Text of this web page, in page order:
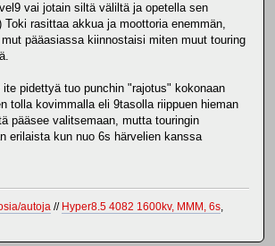
vai jotain siltä väliltä ja opetella sen
Toki rasittaa akkua ja moottoria enemmän,
pääasiassa kiinnostaisi miten muut touring
pidettyä tuo punchin "rajotus" kokonaan
tolla kovimmalla eli 9tasolla riippuen hieman
pääsee valitsemaan, mutta touringin
erilaista kun nuo 6s härvelien kanssa
autoja // Hyper8.5 4082 1600kv, MMM, 6s